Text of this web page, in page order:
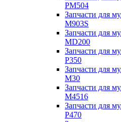
PM504
Запчасти для
M903S
Запчасти для
MD200
Запчасти для
P350
Запчасти для
M30
Запчасти для
M4516
Запчасти для
P470